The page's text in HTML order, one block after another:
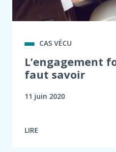
CAS VÉCU
L’engagement
faut savoir
11 juin 2020
LIRE